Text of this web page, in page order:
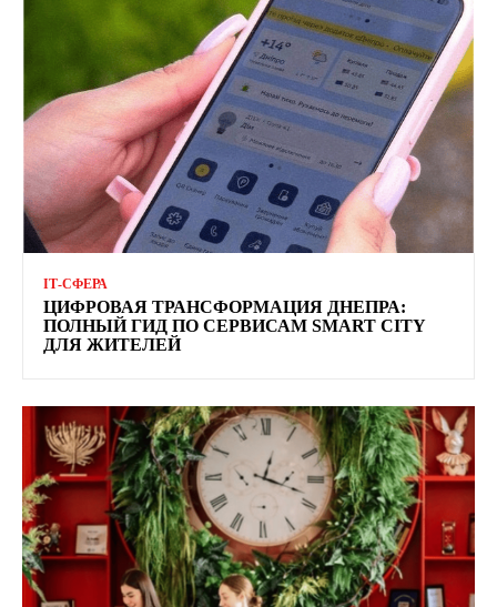
ІТ-СФЕРА
ЦИФРОВАЯ ТРАНСФОРМАЦИЯ ДНЕПРА:
ПОЛНЫЙ ГИД ПО СЕРВИСАМ SMART CITY
ДЛЯ ЖИТЕЛЕЙ